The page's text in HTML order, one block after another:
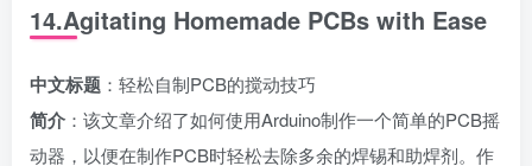
14.Agitating Homemade PCBs with Ease
中文标题 ：轻松自制PCB的搅动技巧
简介 ：该文章介绍了如何使用Arduino制作一个简单的PCB摇
动器，以便在制作PCB时轻松去除多余的焊锡和助焊剂。作